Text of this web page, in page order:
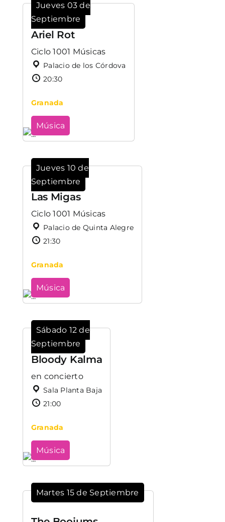
Jueves 03 de
Septiembre
Ariel Rot
Ciclo 1001 Músicas
Palacio de los Córdova
20:30
Granada
Música
Jueves 10 de
Septiembre
Las Migas
Ciclo 1001 Músicas
Palacio de Quinta Alegre
21:30
Granada
Música
Sábado 12 de
Septiembre
Bloody Kalma
en concierto
Sala Planta Baja
21:00
Granada
Música
Martes 15 de Septiembre